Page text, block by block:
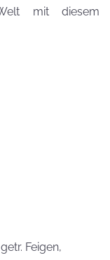
mit diesem
Feigen,